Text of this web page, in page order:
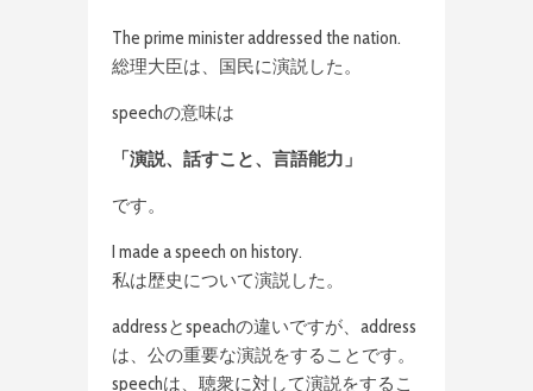
The prime minister addressed the nation.
総理大臣は、国民に演説した。
speechの意味は
「演説、話すこと、言語能力」
です。
I made a speech on history.
私は歴史について演説した。
addressとspeachの違いですが、address
は、公の重要な演説をすることです。
speechは、聴衆に対して演説をするこ